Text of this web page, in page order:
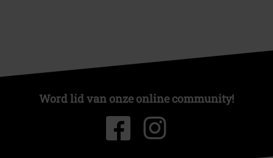
Word lid van onze online community!